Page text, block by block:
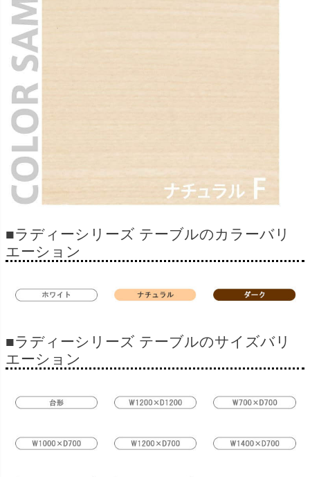
■ラディーシリーズ テーブルのカラーバリ
エーション
■ラディーシリーズ テーブルのサイズバリ
エーション